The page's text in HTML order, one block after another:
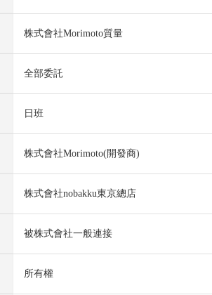
株式會社Morimoto質量
全部委託
日班
株式會社Morimoto(開發商)
株式會社nobakku東京總店
被株式會社一般連接
所有權